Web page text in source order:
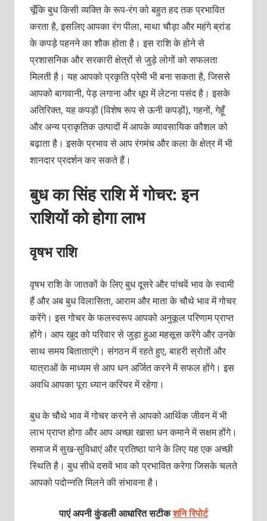
चूँकि बुध किसी व्यक्ति के रूप-रंग को बहुत हद तक प्रभावित
करता है, इसलिए आपका रंग पीला, माथा चौड़ा और महंगे ब्रांड
के कपड़े पहनने का शौक होता है। इस राशि के होने से
प्रशासनिक और सरकारी क्षेत्रों से जुड़े लोगों को सफलता
मिलती है। यह आपको प्रकृति प्रेमी भी बना सकता है, जिससे
आपको बागवानी, पेड़ लगाना और धूप में लेटना पसंद है। इसके
अतिरिक्त, यह कपड़ों (विशेष रूप से ऊनी कपड़ों), गहनों, गेहूँ
और अन्य प्राकृतिक उत्पादों में आपके व्यावसायिक कौशल को
बढ़ाता है। इसके प्रभाव से आप रंगमंच और कला के क्षेत्र में भी
शानदार प्रदर्शन कर सकते हैं।
बुध का सिंह राशि में गोचर: इन
राशियों को होगा लाभ
वृषभ राशि
वृषभ राशि के जातकों के लिए बुध दूसरे और पांचवें भाव के स्वामी
हैं और अब बुध विलासिता, आराम और माता के चौथे भाव में गोचर
करेंगे। इस गोचर के फलस्वरूप आपको अनुकूल परिणाम प्राप्त
होंगे। आप खुद को परिवार से जुड़ा हुआ महसूस करेंगे और उनके
साथ समय बिताताएंगे। संगठन में रहते हुए, बाहरी स्रोतों और
यात्राओं के माध्यम से आप धन अर्जित करने में सफल होंगे। इस
अवधि आपका पूरा ध्यान करियर में रहेगा।
बुध के चौथे भाव में गोचर करने से आपको आर्थिक जीवन में भी
लाभ प्राप्त होगा और आप अच्छा खासा धन कमाने में सक्षम होंगे।
समाज में सुख-सुविधाएं और प्रतिष्ठा पाने के लिए यह एक अच्छी
स्थिति है। बुध सीधे दसवें भाव को प्रभावित करेगा जिसके चलते
आपको पदोन्नति मिलने की संभावना है।
पाएं अपनी कुंडली आधारित सटीकशनि रिपोर्ट